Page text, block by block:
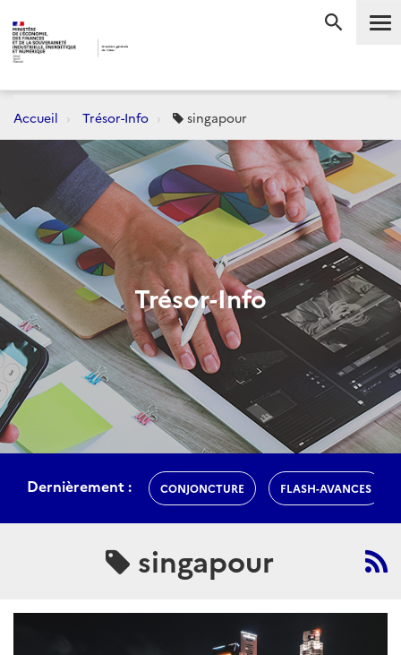
Accueil Trésor-Info singapour
Trésor-Info
Dernièrement : CONJONCTURE FLASH-AVANCES
singapour